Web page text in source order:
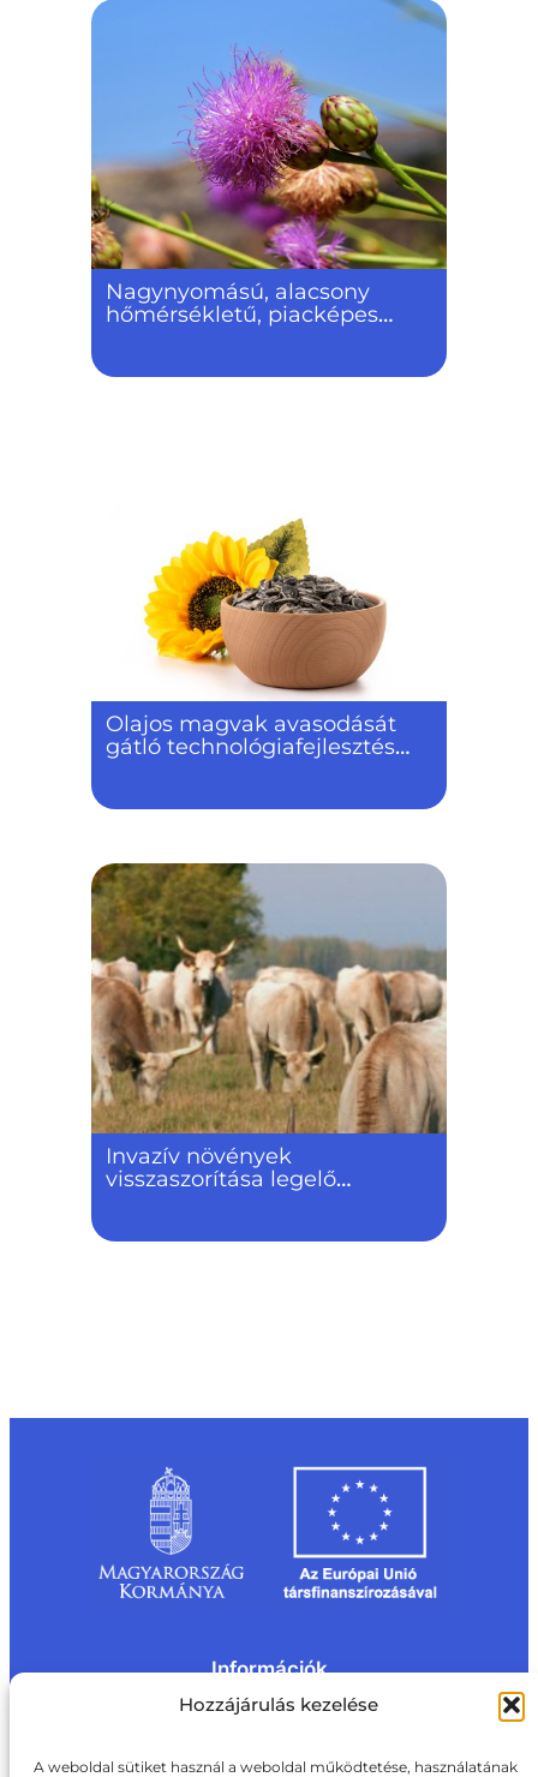
Hozzájárulás kezelése
A weboldal sütiket használ a weboldal működtetése, használatának
Nagynyomású, alacsony
hőmérsékletű, piacképes
Olajos magvak avasodását
gátló technológiafejlesztés
Invazív növények
visszaszorítása legelő
Információk
Impresszum
Rólunk
Oldaltérkép
Adatvédelmi nyilatkozat